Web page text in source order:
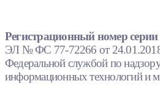
Регистрационный номер серии
ЭЛ № ФС 77-72266 от
Федеральной службой по
информационных технологий и